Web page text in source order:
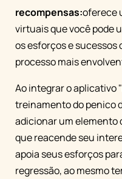
recompensas:oferece
virtuais que você pode
os esforços e sucessos
processo mais
Ao integrar o aplicativo
treinamento do penico
adicionar um elemento
que reacende seu
apoia seus esforços
regressão, ao mesmo